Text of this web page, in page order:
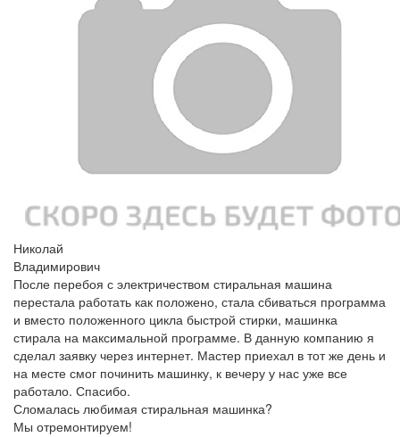
Николай
Владимирович
После перебоя с электричеством стиральная машина
перестала работать как положено, стала сбиваться программа
и вместо положенного цикла быстрой стирки, машинка
стирала на максимальной программе. В данную компанию я
сделал заявку через интернет. Мастер приехал в тот же день и
на месте смог починить машинку, к вечеру у нас уже все
работало. Спасибо.
Сломалась любимая стиральная машинка?
Мы отремонтируем!